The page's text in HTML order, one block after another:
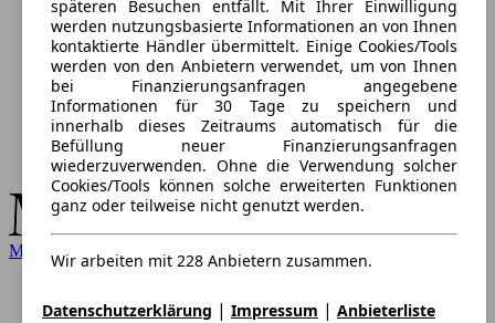
Mercedes-Benz
späteren Besuchen entfällt. Mit Ihrer Einwilligung
werden nutzungsbasierte Informationen an von Ihnen
kontaktierte Händler übermittelt. Einige Cookies/Tools
werden von den Anbietern verwendet, um von Ihnen
bei Finanzierungsanfragen angegebene
Informationen für 30 Tage zu speichern und
innerhalb dieses Zeitraums automatisch für die
Befüllung neuer Finanzierungsanfragen
wiederzuverwenden. Ohne die Verwendung solcher
Cookies/Tools können solche erweiterten Funktionen
ganz oder teilweise nicht genutzt werden.
Wir arbeiten mit 228 Anbietern zusammen.
Datenschutzerklärung | Impressum | Anbieterliste